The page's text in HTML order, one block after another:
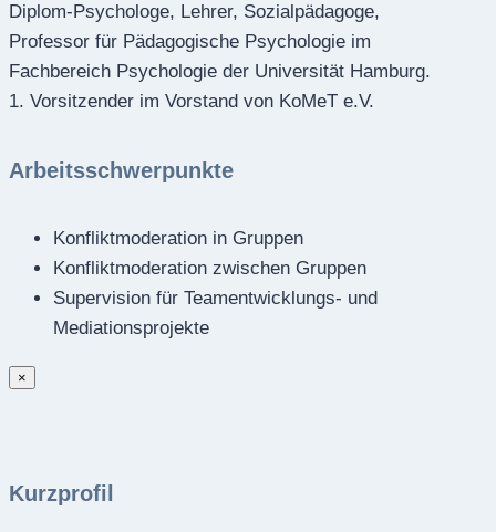
Diplom-Psychologe, Lehrer, Sozialpädagoge,
Professor für Pädagogische Psychologie im
Fachbereich Psychologie der Universität Hamburg.
1. Vorsitzender im Vorstand von KoMeT e.V.
Arbeitsschwerpunkte
Konfliktmoderation in Gruppen
Konfliktmoderation zwischen Gruppen
Supervision für Teamentwicklungs- und
Mediationsprojekte
×
Kurzprofil